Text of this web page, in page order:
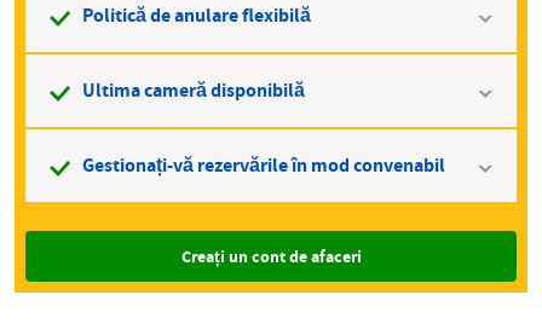
Politică de anulare flexibilă
Ultima cameră disponibilă
Gestionați-vă rezervările în mod convenabil
Creați un cont de afaceri